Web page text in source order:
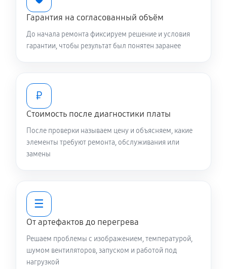
Гарантия на согласованный объём
До начала ремонта фиксируем решение и условия
гарантии, чтобы результат был понятен заранее
₽
Стоимость после диагностики платы
После проверки называем цену и объясняем, какие
элементы требуют ремонта, обслуживания или
замены
☰
От артефактов до перегрева
Решаем проблемы с изображением, температурой,
шумом вентиляторов, запуском и работой под
нагрузкой